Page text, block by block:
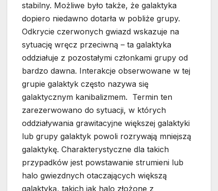
stabilny. Możliwe było także, że galaktyka
dopiero niedawno dotarła w pobliże grupy.
Odkrycie czerwonych gwiazd wskazuje na
sytuację wręcz przeciwną – ta galaktyka
oddziałuje z pozostałymi członkami grupy od
bardzo dawna. Interakcje obserwowane w tej
grupie galaktyk często nazywa się
galaktycznym kanibalizmem. Termin ten
zarezerwowano do sytuacji, w których
oddziaływania grawitacyjne większej galaktyki
lub grupy galaktyk powoli rozrywają mniejszą
galaktykę. Charakterystyczne dla takich
przypadków jest powstawanie strumieni lub
halo gwiezdnych otaczających większą
galaktyką, takich jak halo złożone z